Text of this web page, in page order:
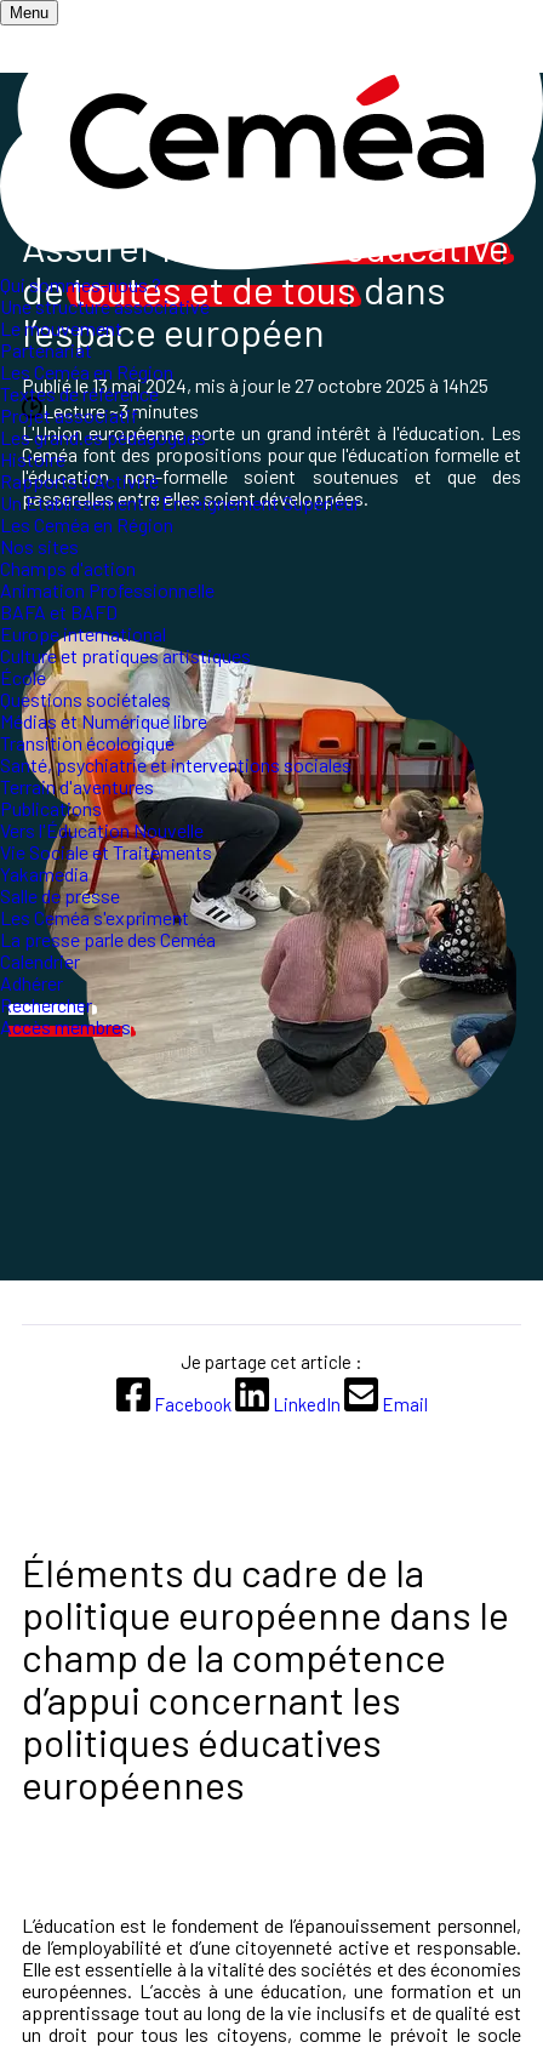
Menu
Qui sommes-nous ?
Une structure associative
Le mouvement
Partenariat
Les Ceméa en Région
Textes de référence
Projet associatif
Les grand.es pédagogues
Histoire
Rapports d'Activité
Un Etablissement d'Enseignement Supérieur
Les Ceméa en Région
Nos sites
Champs d'action
Animation Professionnelle
BAFA et BAFD
Europe international
Culture et pratiques artistiques
École
Questions sociétales
Médias et Numérique libre
Transition écologique
Santé, psychiatrie et interventions sociales
Terrain d'aventures
Publications
Vers l'Éducation Nouvelle
Vie Sociale et Traitements
Yakamedia
Salle de presse
Les Ceméa s'expriment
La presse parle des Ceméa
Calendrier
Adhérer
Rechercher
Accès membres
Accueil/
Les champs d'action
L'Action Internationale des Ceméa France
Europe et réussite éducative
Assurer la
réussite éducative
detoutes et de tousdans
l’espace européen
Publié le13 mai 2024, mis à jour le27 octobre 2025 à 14h25
Lecture ~3 minutes
L'Union européenne porte un grand intérêt à l'éducation. Les
Ceméa font des propositions pour que l'éducation formelle et
l'éducation non-formelle soient soutenues et que des
passerelles entre elles soient développées.
Éléments du cadre de la
politique européenne dans le
champ de la compétence
d’appui concernant les
politiques éducatives
européennes
L’éducation est le fondement de l’épanouissement personnel,
de l’employabilité et d’une citoyenneté active et responsable.
Elle est essentielle à la vitalité des sociétés et des économies
européennes. L’accès à une éducation, une formation et un
apprentissage tout au long de la vie inclusifs et de qualité est
un droit pour tous les citoyens, comme le prévoit le socle
Je partage cet article :
Facebook
LinkedIn Email